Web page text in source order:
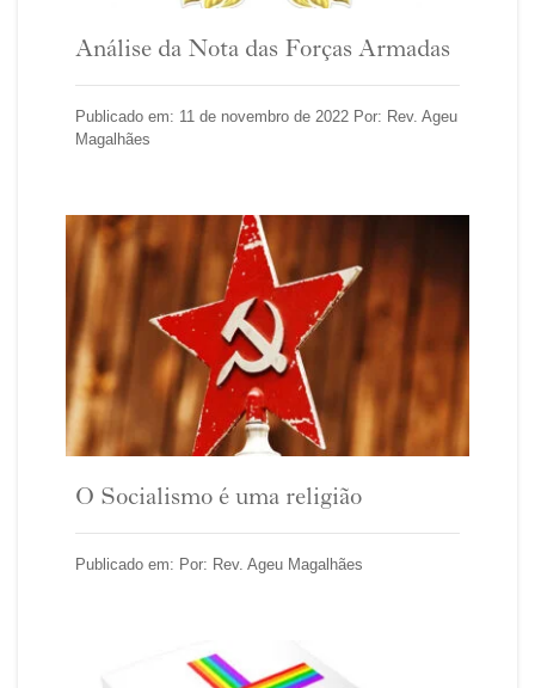
Análise da Nota das Forças Armadas
Publicado em: 11 de novembro de 2022 Por: Rev. Ageu
Magalhães
O Socialismo é uma religião
Publicado em: Por: Rev. Ageu Magalhães